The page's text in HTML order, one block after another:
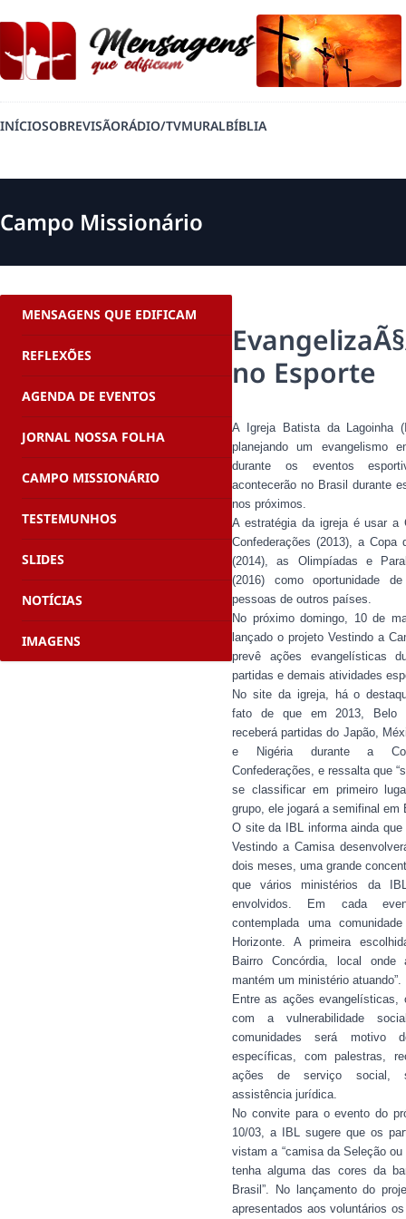
INÍCIOSOBREVISÃORÁDIO/TVMURALBÍBLIA
Campo Missionário
MENSAGENS QUE EDIFICAM
REFLEXÕES
AGENDA DE EVENTOS
JORNAL NOSSA FOLHA
CAMPO MISSIONÁRIO
TESTEMUNHOS
SLIDES
NOTÍCIAS
IMAGENS
no Esporte
A Igreja Batista da Lagoinha
planejando um evangelismo
durante os eventos
acontecerão no Brasil durante
nos próximos.
A estratégia da igreja é usar a
Confederações (2013), a Copa
(2014), as Olimpíadas e
(2016) como oportunidade
pessoas de outros países.
No próximo domingo, 10 de
lançado o projeto Vestindo a
prevê ações evangelísticas
partidas e demais atividades
No site da igreja, há o
fato de que em 2013, Belo
receberá partidas do Japão,
e Nigéria durante a
Confederações, e ressalta que
se classificar em primeiro
grupo, ele jogará a semifinal em
O site da IBL informa ainda que
Vestindo a Camisa
dois meses, uma grande
que vários ministérios da
envolvidos. Em cada
contemplada uma
Horizonte. A primeira
Bairro Concórdia, local
mantém um ministério atuando”.
Entre as ações evangelísticas,
com a vulnerabilidade
comunidades será motivo
específicas, com palestras,
ações de serviço social,
assistência jurídica.
No convite para o evento do
10/03, a IBL sugere que os
vistam a “camisa da Seleção ou
tenha alguma das cores da
Brasil”. No lançamento do
apresentados aos voluntários